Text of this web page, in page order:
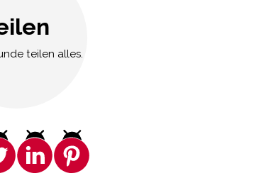
teilen alles.